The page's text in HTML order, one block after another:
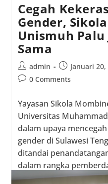
Cegah
Gender,
Unismuh Palu
Sama
Post
author:
admin
Post
published:
Januari 20,
Post0 Comments
Yayasan Sikola
Universitas
dalam upaya
gender di Sulawesi
ditandai
dalam rangka